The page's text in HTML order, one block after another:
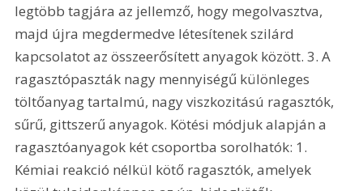
legtöbb tagjára az jellemző, hogy megolvasztva,
majd újra megdermedve létesítenek szilárd
kapcsolatot az összeerősített anyagok között. 3. A
ragasztópaszták nagy mennyiségű különleges
töltőanyag tartalmú, nagy viszkozitású ragasztók,
sűrű, gittszerű anyagok. Kötési módjuk alapján a
ragasztóanyagok két csoportba sorolhatók: 1.
Kémiai reakció nélkül kötő ragasztók, amelyek